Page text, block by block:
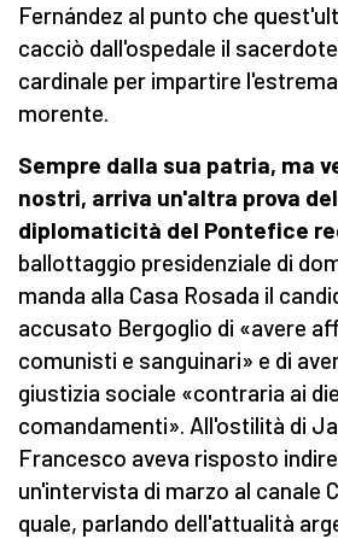
Fernández al punto che
cacciò dall'ospedale il
cardinale per impartire
morente.
Sempre dalla sua patria, ma
nostri, arriva un'altra prova
diplomaticità del Pontefice
ballottaggio presidenziale di
manda alla Casa Rosada il
accusato Bergoglio di «avere
comunisti e sanguinari» e di
giustizia sociale «contraria ai
comandamenti». All'ostilità di
Francesco aveva risposto
un'intervista di marzo al canale
quale, parlando dell'attualità